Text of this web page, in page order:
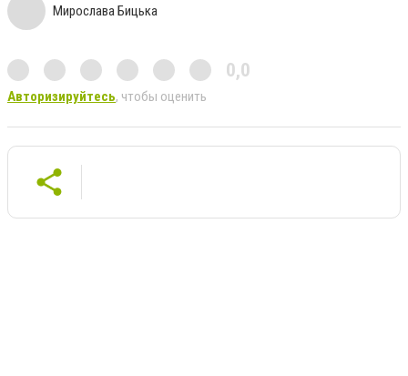
Мирослава Бицька
0,0
Авторизируйтесь, чтобы оценить